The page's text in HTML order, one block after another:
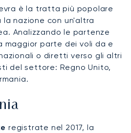
è la tratta più popolare
la nazione con un'altra
Analizzando le partenze
maggior parte dei voli da e
o diretti verso gli altri
del settore: Regno Unito,
registrate nel 2017, la